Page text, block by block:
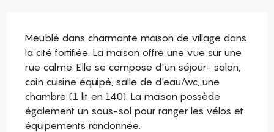
Meublé dans charmante maison de village dans
la cité fortifiée. La maison offre une vue sur une
rue calme. Elle se compose d'un séjour- salon,
coin cuisine équipé, salle de d'eau/wc, une
chambre (1 lit en 140). La maison possède
également un sous-sol pour ranger les vélos et
équipements randonnée.